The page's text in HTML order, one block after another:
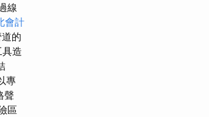
線
會計
的
造
專
聲
區